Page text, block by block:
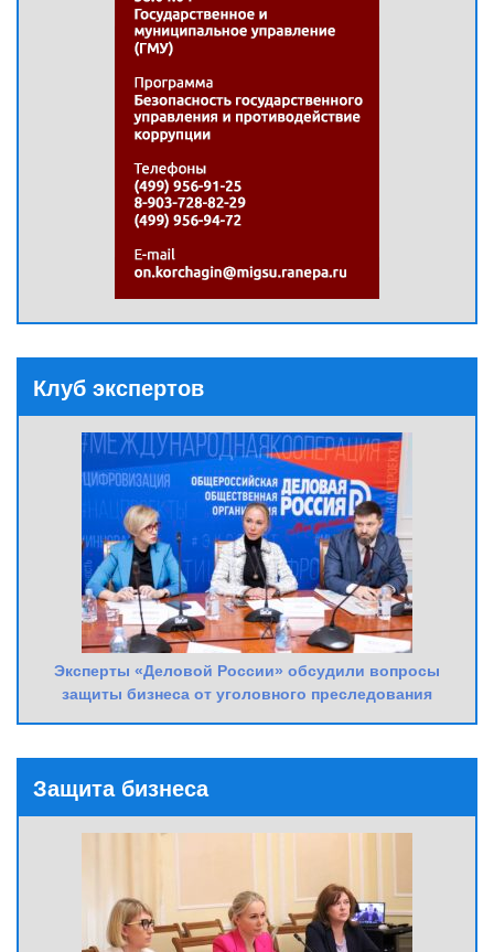
Клуб экспертов
Эксперты «Деловой России» обсудили вопросы
защиты бизнеса от уголовного преследования
Защита бизнеса